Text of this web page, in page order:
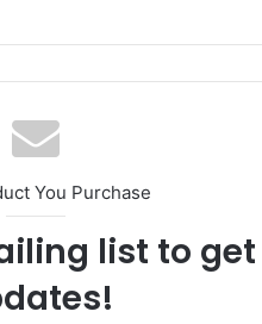
You Purchase
list to